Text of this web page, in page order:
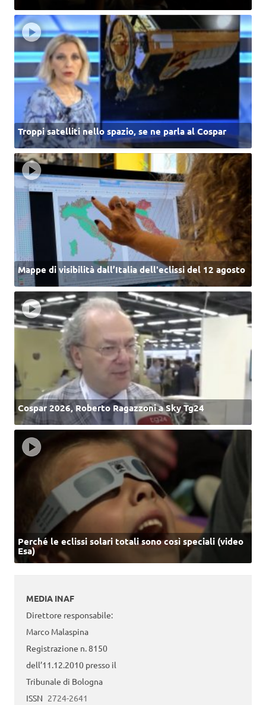
Troppi satelliti nello spazio, se ne parla al Cospar
Mappe di visibilità dall’Italia dell'eclissi del 12 agosto
Cospar 2026, Roberto Ragazzoni a Sky Tg24
Perché le eclissi solari totali sono così speciali (video
Esa)
MEDIA INAF
Direttore responsabile:
Marco Malaspina
Registrazione n. 8150
dell’11.12.2010 presso il
Tribunale di Bologna
ISSN 2724-2641